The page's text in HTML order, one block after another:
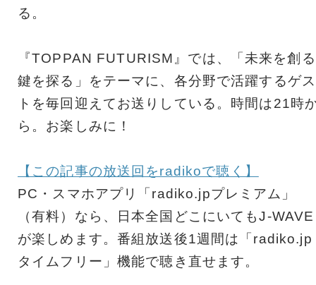
る。
『TOPPAN FUTURISM』では、「未来を創る
鍵を探る」をテーマに、各分野で活躍するゲス
トを毎回迎えてお送りしている。時間は21時
ら。お楽しみに！
【この記事の放送回をradikoで聴く】
PC・スマホアプリ「radiko.jpプレミアム」
（有料）なら、日本全国どこにいてもJ-WAVE
が楽しめます。番組放送後1週間は「radiko.jp
タイムフリー」機能で聴き直せます。